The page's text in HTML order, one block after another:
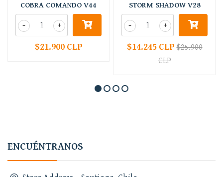
COBRA COMANDO V44
+
-
$21.900 CLP
STORM SHADOW V28
+
-
$14.245 CLP$25.900
CLP
ENCUÉNTRANOS